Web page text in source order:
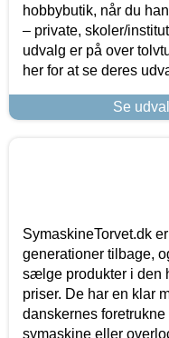
hobbybutik, når du
– private, skoler/
udvalg er på over
her for at se deres
Se
SymaskineTorvet.dk
generationer tilbage,
sælge produkter i den
priser. De har en klar
danskernes
symaskine eller